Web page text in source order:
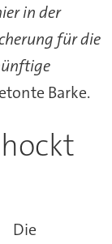
in der
für die
Barke.
Die